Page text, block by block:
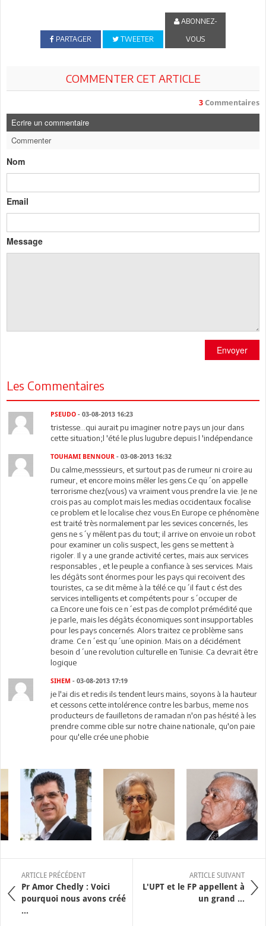
PARTAGER TWEETER
ABONNEZ-
VOUS
COMMENTER CET ARTICLE
3 Commentaires
Ecrire un commentaire
Commenter
Nom
Email
Message
Envoyer
Les Commentaires
PSEUDO - 03-08-2013 16:23
tristesse...qui aurait pu imaginer notre pays un jour dans
cette situation;l 'été le plus lugubre depuis l 'indépendance
TOUHAMI BENNOUR - 03-08-2013 16:32
Du calme,messsieurs, et surtout pas de rumeur ni croire au
rumeur, et encore moins mêler les gens.Ce qu´on appelle
terrorisme chez(vous) va vraiment vous prendre la vie. Je ne
crois pas au complot mais les medias occidentaux focalise
ce problem et le localise chez vous.En Europe ce phénomène
est traité très normalement par les sevices concernés, les
gens ne s´y mêlent pas du tout; il arrive on envoie un robot
pour examiner un colis suspect, les gens se mettent à
rigoler. Il y a une grande activité certes, mais aux services
responsables , et le peuple a confiance à ses services. Mais
les dégâts sont énormes pour les pays qui recoivent des
touristes, ca se dit même à la télé.ce qu´il faut c ést des
services intelligents et compétents pour s´occuper de
ca.Encore une fois ce n´est pas de complot prémédité que
je parle, mais les dégâts économiques sont insupportables
pour les pays concernés. Alors traitez ce problème sans
drame. Ce n´est qu´une opinion. Mais on a décidément
besoin d´une revolution culturelle en Tunisie. Ca devrait être
logique
SIHEM - 03-08-2013 17:19
je l'ai dis et redis ils tendent leurs mains, soyons à la hauteur
et cessons cette intolérence contre les barbus, meme nos
producteurs de fauilletons de ramadan n'on pas hésité à les
prendre comme cible sur notre chaine nationale, qu'on paie
pour qu'elle crée une phobie
ARTICLE PRÉCÉDENT
Pr Amor Chedly : Voici
pourquoi nous avons créé
...
ARTICLE SUIVANT
L'UPT et le FP appellent à
un grand ...